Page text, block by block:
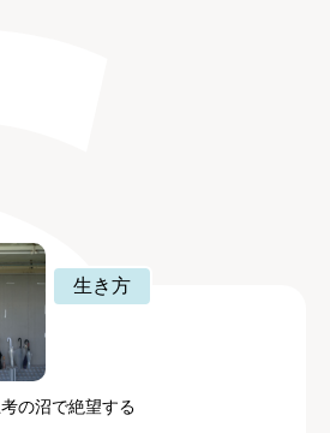
生き方
の沼で絶望する